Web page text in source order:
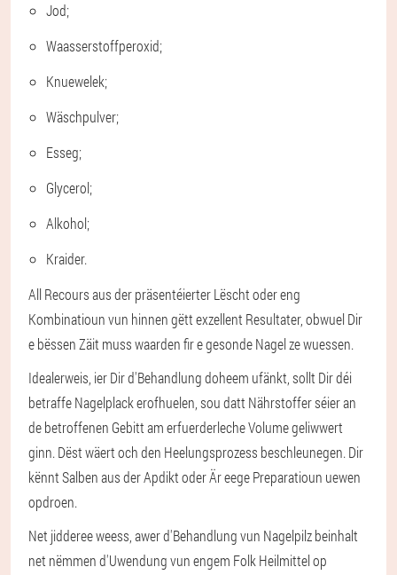
Jod;
Waasserstoffperoxid;
Knuewelek;
Wäschpulver;
Esseg;
Glycerol;
Alkohol;
Kraider.
All Recours aus der präsentéierter Lëscht oder eng
Kombinatioun vun hinnen gëtt exzellent Resultater, obwuel Dir
e bëssen Zäit muss waarden fir e gesonde Nagel ze wuessen.
Idealerweis, ier Dir d'Behandlung doheem ufänkt, sollt Dir déi
betraffe Nagelplack erofhuelen, sou datt Nährstoffer séier an
de betroffenen Gebitt am erfuerderleche Volume geliwwert
ginn. Dëst wäert och den Heelungsprozess beschleunegen. Dir
kënnt Salben aus der Apdikt oder Är eege Preparatioun uewen
opdroen.
Net jidderee weess, awer d'Behandlung vun Nagelpilz beinhalt
net nëmmen d'Uwendung vun engem Folk Heilmittel op